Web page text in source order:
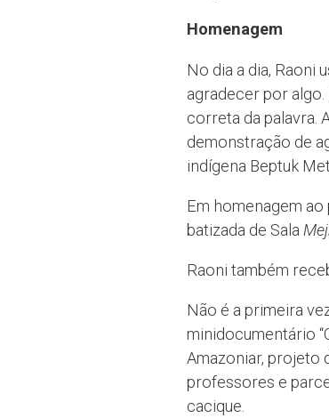
Homenagem
No dia a dia, Raoni
agradecer por
correta da palavra.
demonstração de
indígena Beptuk
Em homenagem
batizada de Sala
Raoni também
Não é a primeira
minidocumentário
Amazoniar, projeto
professores e
cacique.